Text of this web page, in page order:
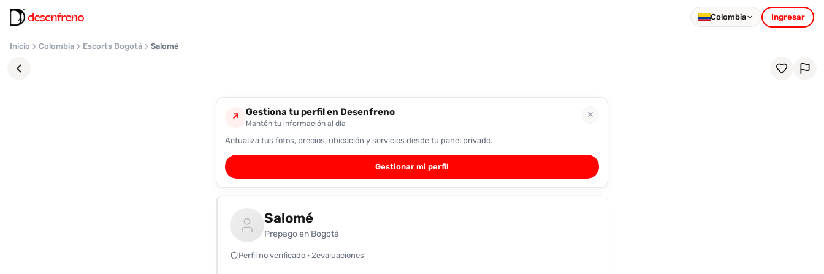
Colombia Ingresar
Inicio Colombia Escorts Bogotá Salomé
↗ Gestiona tu perfil en Desenfreno
Mantén tu información al día
✕
Actualiza tus fotos, precios, ubicación y servicios desde tu panel privado.
Gestionar mi perfil
Salomé
Prepago en Bogotá
Perfil no verificado · 2evaluaciones